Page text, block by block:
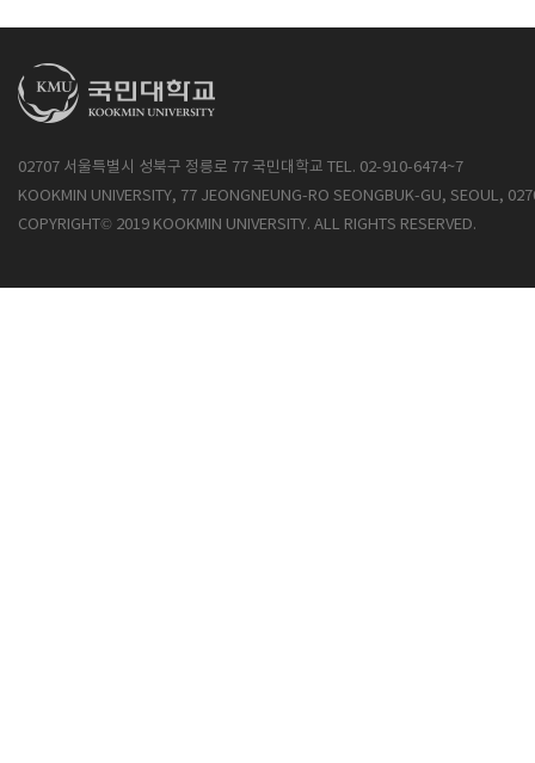
02707 서울특별시 성북구 정릉로 77 국민대학교 TEL. 02-910-6474~7
KOOKMIN UNIVERSITY, 77 JEONGNEUNG-RO SEONGBUK-GU, SEOUL,
COPYRIGHT© 2019 KOOKMIN UNIVERSITY. ALL RIGHTS RESERVED.